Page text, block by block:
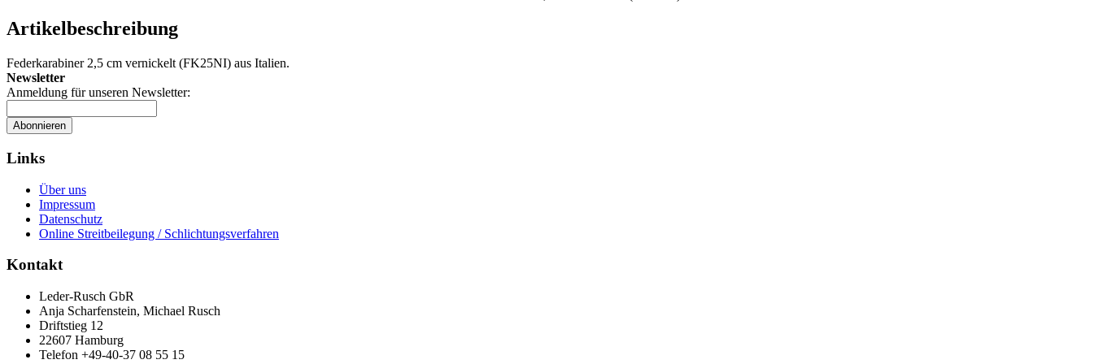
Artikelbeschreibung
Federkarabiner 2,5 cm vernickelt (FK25NI) aus Italien.
Newsletter
Anmeldung für unseren Newsletter:
Abonnieren
Links
Über uns
Impressum
Datenschutz
Online Streitbeilegung / Schlichtungsverfahren
Kontakt
Leder-Rusch GbR
Anja Scharfenstein, Michael Rusch
Driftstieg 12
22607 Hamburg
Telefon +49-40-37 08 55 15